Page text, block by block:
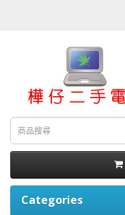
Categories